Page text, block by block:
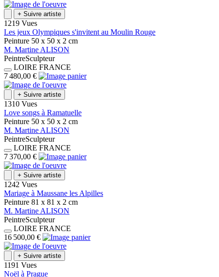
+ Suivre artiste
1219 Vues
Les jeux Olympiques s'invitent au Moulin Rouge
Peinture 50 x 50 x 2 cm
M. Martine ALISON
PeintreSculpteur
LOIRE FRANCE
7 480,00 €
+ Suivre artiste
1310 Vues
Love songs à Ramatuelle
Peinture 50 x 50 x 2 cm
M. Martine ALISON
PeintreSculpteur
LOIRE FRANCE
7 370,00 €
+ Suivre artiste
1242 Vues
Mariage à Maussane les Alpilles
Peinture 81 x 81 x 2 cm
M. Martine ALISON
PeintreSculpteur
LOIRE FRANCE
16 500,00 €
+ Suivre artiste
1191 Vues
Noël à Prague